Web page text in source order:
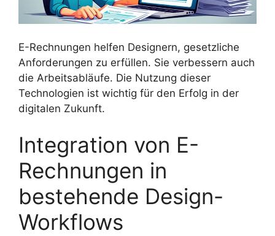
E-Rechnungen helfen Designern, gesetzliche
Anforderungen zu erfüllen. Sie verbessern auch
die Arbeitsabläufe. Die Nutzung dieser
Technologien ist wichtig für den Erfolg in der
digitalen Zukunft.
Integration von E-
Rechnungen in
bestehende Design-
Workflows